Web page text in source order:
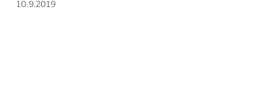
10.9.2019